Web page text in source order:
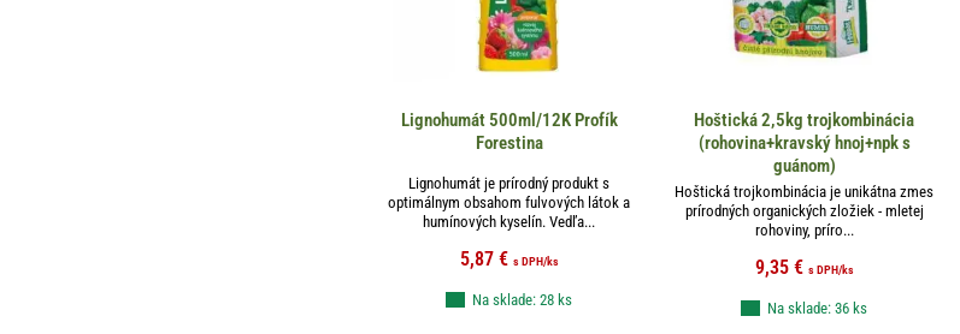
Lignohumát 500ml/12K Profík
Forestina
Lignohumát je prírodný produkt s
optimálnym obsahom fulvových látok a
humínových kyselín. Vedľa...
5,87 € s DPH/ks
Na sklade: 28 ks
Hoštická 2,5kg trojkombinácia
(rohovina+kravský hnoj+npk s
guánom)
Hoštická trojkombinácia je unikátna zmes
prírodných organických zložiek - mletej
rohoviny, príro...
9,35 € s DPH/ks
Na sklade: 36 ks